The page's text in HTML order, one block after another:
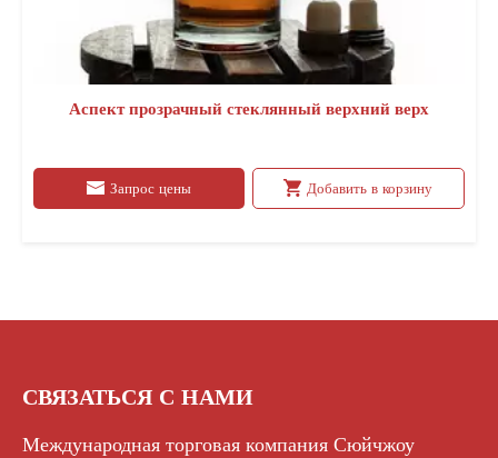
Аспект прозрачный стеклянный верхний верх
Запрос цены Добавить в корзину
СВЯЗАТЬСЯ С НАМИ
Международная торговая компания Сюйчжоу